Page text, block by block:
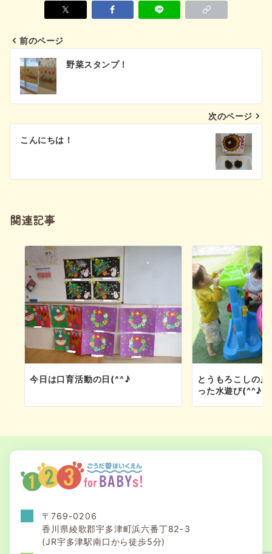
投
稿
ビ
シ
前のページ
野菜スタンプ！
次のページ
こんにちは！
関連記事
今日は口育活動の日(^^♪
とうもろこしの
った水遊び(^^♪
〒769-0206
香川県綾歌郡宇多津町浜六番丁82-3
(JR宇多津駅南口から徒歩5分)